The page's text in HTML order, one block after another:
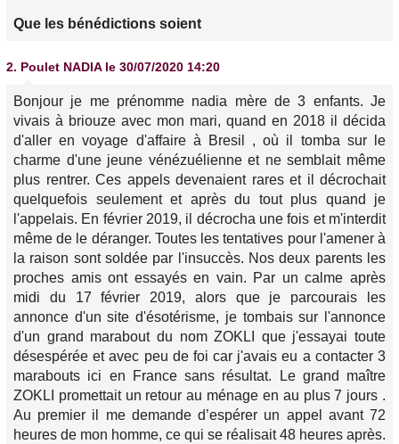
Que les bénédictions soient
2. Poulet NADIA le 30/07/2020 14:20
Bonjour je me prénomme nadia mère de 3 enfants. Je
vivais à briouze avec mon mari, quand en 2018 il décida
d'aller en voyage d'affaire à Bresil , où il tomba sur le
charme d'une jeune vénézuélienne et ne semblait même
plus rentrer. Ces appels devenaient rares et il décrochait
quelquefois seulement et après du tout plus quand je
l'appelais. En février 2019, il décrocha une fois et m'interdit
même de le déranger. Toutes les tentatives pour l'amener à
la raison sont soldée par l'insuccès. Nos deux parents les
proches amis ont essayés en vain. Par un calme après
midi du 17 février 2019, alors que je parcourais les
annonce d'un site d'ésotérisme, je tombais sur l'annonce
d'un grand marabout du nom ZOKLI que j'essayai toute
désespérée et avec peu de foi car j'avais eu a contacter 3
marabouts ici en France sans résultat. Le grand maître
ZOKLI promettait un retour au ménage en au plus 7 jours .
Au premier il me demande d’espérer un appel avant 72
heures de mon homme, ce qui se réalisait 48 heures après.